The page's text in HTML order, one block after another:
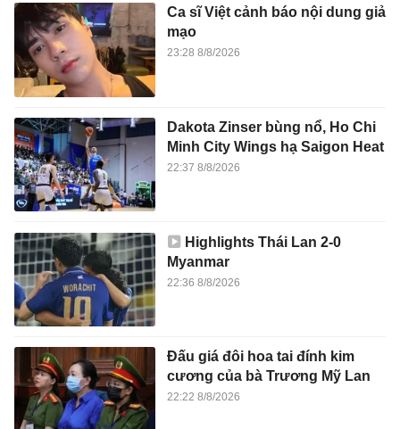
Ca sĩ Việt cảnh báo nội dung giả
mạo
23:28 8/8/2026
Dakota Zinser bùng nổ, Ho Chi
Minh City Wings hạ Saigon Heat
22:37 8/8/2026
Highlights Thái Lan 2-0
Myanmar
22:36 8/8/2026
Đấu giá đôi hoa tai đính kim
cương của bà Trương Mỹ Lan
22:22 8/8/2026